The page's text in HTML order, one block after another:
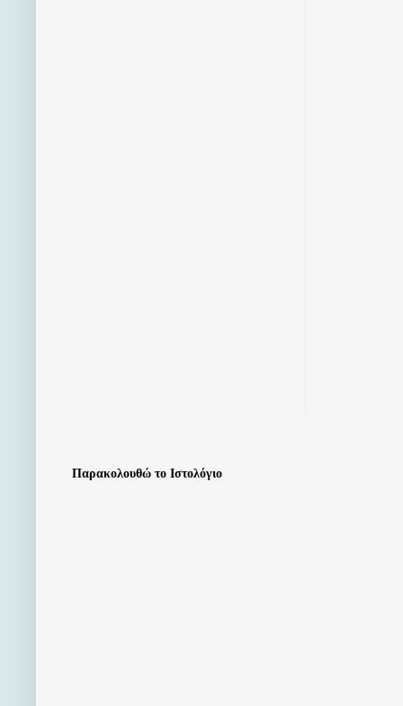
Παρακολουθώ το Ιστολόγιο